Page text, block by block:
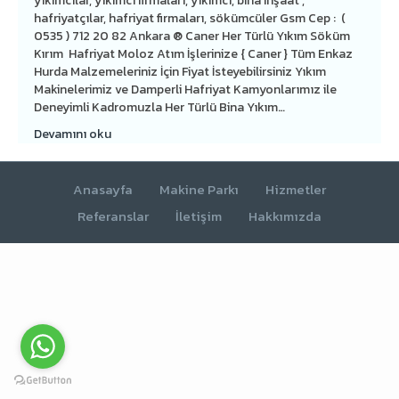
hafriyatçılar, hafriyat firmaları, sökümcüler Gsm Cep : (
0535 ) 712 20 82 Ankara ® Caner Her Türlü Yıkım Söküm
Kırım Hafriyat Moloz Atım İşlerinize { Caner } Tüm Enkaz
Hurda Malzemeleriniz İçin Fiyat İsteyebilirsiniz Yıkım
Makinelerimiz ve Damperli Hafriyat Kamyonlarımız ile
Deneyimli Kadromuzla Her Türlü Bina Yıkım…
Devamını oku
Anasayfa Makine Parkı
Hizmetler
Referanslar
İletişim Hakkımızda